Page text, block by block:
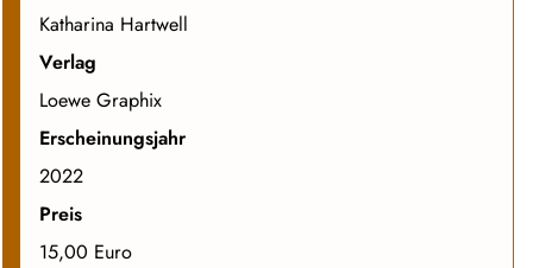
Katharina Hartwell
Verlag
Loewe Graphix
Erscheinungsjahr
2022
Preis
15,00 Euro